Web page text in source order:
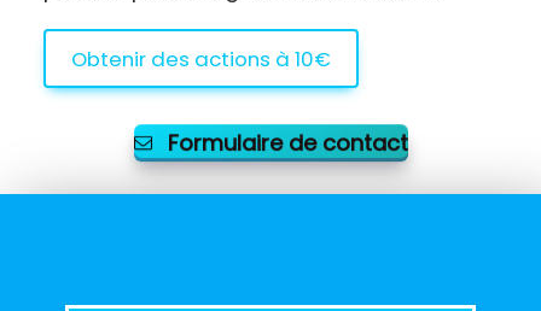
Obtenir des actions à 10€
Formulaire de contact